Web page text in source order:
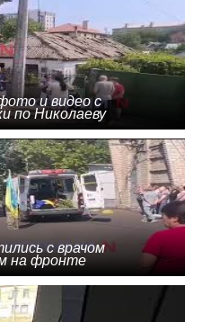
и видео с
по Николаеву
с врачом
на фронте